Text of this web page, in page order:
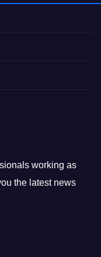
working as
the latest news